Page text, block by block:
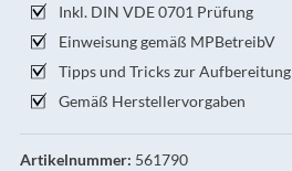
Inkl. DIN VDE 0701 Prüfung
Einweisung gemäß MPBetreibV
Tipps und Tricks zur Aufbereitung
Gemäß Herstellervorgaben
Artikelnummer: 561790